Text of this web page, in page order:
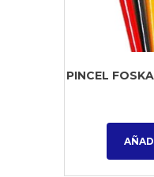
PINCEL